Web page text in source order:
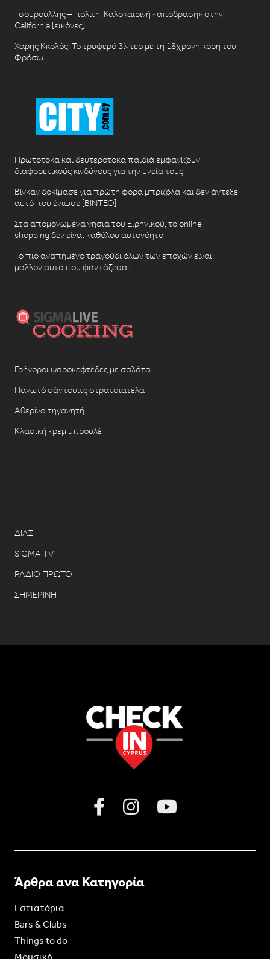
Τσουρούλλης – Γιολίτη: Καλοκαιρινή «απόδραση» στην
California [εικόνες]
Χάρης Κκολός: Το τρυφερό βίντεο με τη 18χρονη κόρη του
Φρόσω
Πρωτότοκα και δευτερότοκα παιδιά εμφανίζουν
διαφορετικούς κινδύνους για την υγεία τους
Βίγκαν δοκίμασε για πρώτη φορά μπριζόλα και δεν άντεξε
αυτό που ένιωσε [ΒΙΝΤΕΟ]
Στα απομονωμένα νησιά του Ειρηνικού, το online
shopping δεν είναι καθόλου αυτονόητο
Το πιο αγαπημένο τραγούδι όλων των εποχών είναι
μάλλον αυτό που φαντάζεσαι
Γρήγοροι ψαροκεφτέδες με σαλάτα
Παγωτό σάντουιτς στρατσιατέλα
Αθερίνα τηγανητή
Κλασική κρεμ μπρουλέ
ΔΙΑΣ
SIGMA TV
ΡΑΔΙΟ ΠΡΩΤΟ
ΣΗΜΕΡΙΝΗ
Άρθρα ανα Κατηγορία
Εστιατόρια
Bars & Clubs
Things to do